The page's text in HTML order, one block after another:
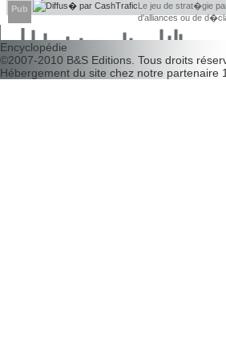
Pub
Le jeu de strat�gie
d'alliances ou de
d�couvrir leurs faiblesses !
Encyclopédie
©2007-2010 B&S Editions . Tous droits
Hébergement du site chez notre partenaire